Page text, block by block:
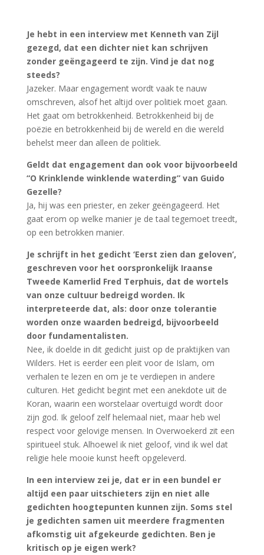
Je hebt in een interview met Kenneth van Zijl
gezegd, dat een dichter niet kan schrijven
zonder geëngageerd te zijn. Vind je dat nog
steeds?
Jazeker. Maar engagement wordt vaak te nauw
omschreven, alsof het altijd over politiek moet gaan.
Het gaat om betrokkenheid. Betrokkenheid bij de
poëzie en betrokkenheid bij de wereld en die wereld
behelst meer dan alleen de politiek.
Geldt dat engagement dan ook voor bijvoorbeeld
“O Krinklende winklende waterding” van Guido
Gezelle?
Ja, hij was een priester, en zeker geëngageerd. Het
gaat erom op welke manier je de taal tegemoet treedt,
op een betrokken manier.
Je schrijft in het gedicht ‘Eerst zien dan geloven’,
geschreven voor het oorspronkelijk Iraanse
Tweede Kamerlid Fred Terphuis, dat de wortels
van onze cultuur bedreigd worden. Ik
interpreteerde dat, als: door onze tolerantie
worden onze waarden bedreigd, bijvoorbeeld
door fundamentalisten.
Nee, ik doelde in dit gedicht juist op de praktijken van
Wilders. Het is eerder een pleit voor de Islam, om
verhalen te lezen en om je te verdiepen in andere
culturen. Het gedicht begint met een anekdote uit de
Koran, waarin een worstelaar overtuigd wordt door
zijn god. Ik geloof zelf helemaal niet, maar heb wel
respect voor gelovige mensen. In Overwoekerd zit een
spiritueel stuk. Alhoewel ik niet geloof, vind ik wel dat
religie hele mooie kunst heeft opgeleverd.
In een interview zei je, dat er in een bundel er
altijd een paar uitschieters zijn en niet alle
gedichten hoogtepunten kunnen zijn. Soms stel
je gedichten samen uit meerdere fragmenten
afkomstig uit afgekeurde gedichten. Ben je
kritisch op je eigen werk?